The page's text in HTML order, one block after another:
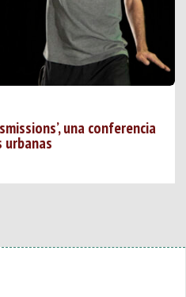
una conferencia
urbanas